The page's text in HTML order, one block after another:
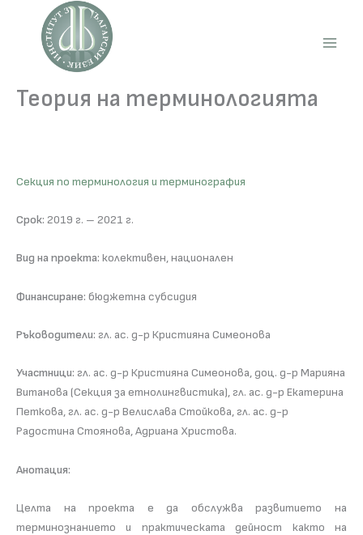
content
Теория на терминологията
Секция по терминология и терминография
Срок: 2019 г. – 2021 г.
Вид на проекта: колективен, национален
Финансиране: бюджетна субсидия
Ръководители: гл. ас. д-р Кристияна Симеонова
Участници: гл. ас. д-р Кристияна Симеонова, доц. д-р Марияна
Витанова (Секция за етнолингвистика), гл. ас. д-р Екатерина
Петкова, гл. ас. д-р Велислава Стойкова, гл. ас. д-р
Радостина Стоянова, Адриана Христова.
Анотация:
Целта на проекта е да обслужва развитието на
терминознанието и практическата дейност както на